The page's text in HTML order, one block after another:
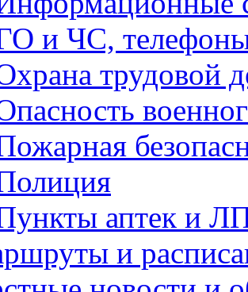
и ЧС,
трудовой
аптек и
и